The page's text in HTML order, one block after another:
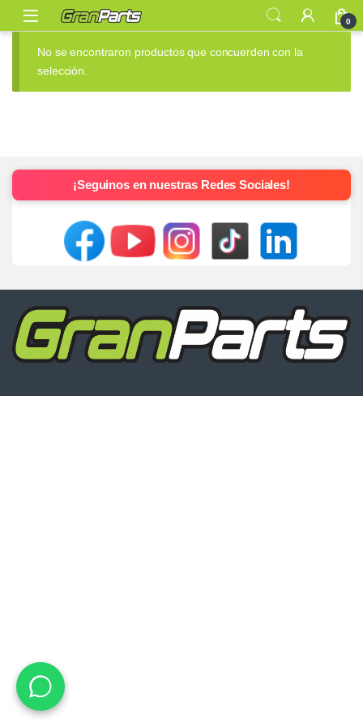
0
No se encontraron productos que concuerden con la
selección.
¡Seguinos en nuestras Redes Sociales!